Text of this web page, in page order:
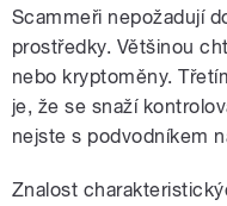
Scammeři nepožadují
prostředky. Většinou
nebo kryptoměny.
je, že se snaží
nejste s podvodníkem
Znalost